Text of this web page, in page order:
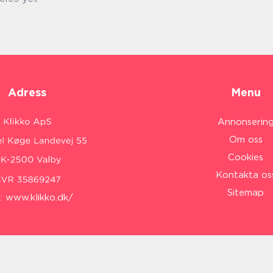
Adress
www.klikko.dk/
Menu
Om oss
Cookies
Kontakta
Sitemap